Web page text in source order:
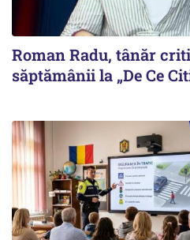
Roman Radu, tânăr
săptămânii la „De Ce